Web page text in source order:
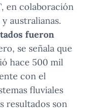
en colaboración
australianas.
fueron
se señala que
hace 500 mil
con el
fluviales
resultados son